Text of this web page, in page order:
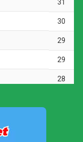
recuperou
O atacante
com
Santos a fazer
vence o Remo e
um
não conseguiu